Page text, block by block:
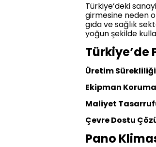
Türkiye’deki
girmesine neden
gıda ve sağlık
yoğun şekilde
Türkiye’de
Üretim
Ekipman
Maliyet
Çevre Dostu
Pano